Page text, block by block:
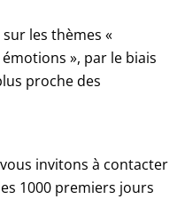
sur les thèmes «
», par le biais
proche des
invitons à contacter
1000 premiers jours